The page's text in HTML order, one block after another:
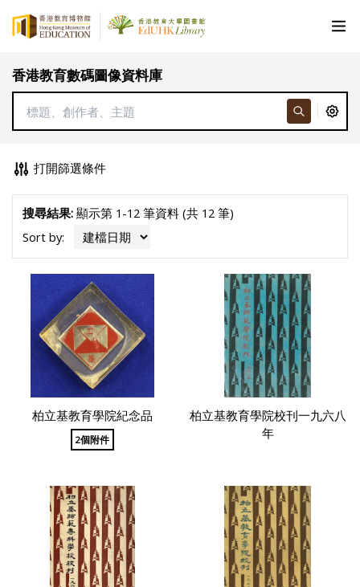
香港教育數碼圖像資料庫
打開篩選條件
搜尋結果:顯示第 1-12 筆資料 (共 12 筆)
Sort by:
柏立基教育學院紀念品
2個附件
柏立基教育學院校刊一九六八
年